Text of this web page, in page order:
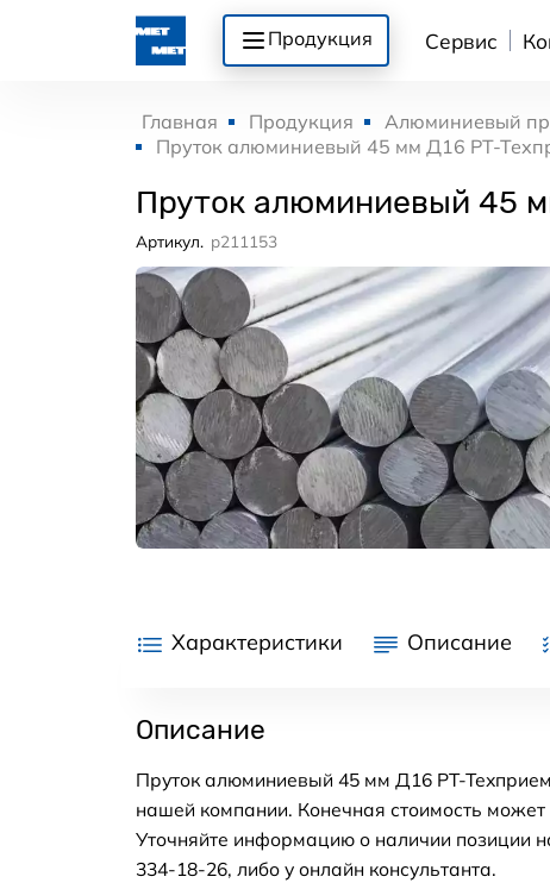
Продукция Сервис
Главная Продукция Алюминиевый
Пруток алюминиевый 45 мм Д16 РТ-
Пруток алюминиевый 45
Артикул. p211153
Характеристики Описание
Описание
Пруток алюминиевый 45 мм Д16 РТ-
нашей компании. Конечная стоимость
Уточняйте информацию о наличии позиции
334-18-26, либо у онлайн консультанта.